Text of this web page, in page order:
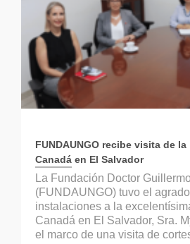
FUNDAUNGO recibe visita de
Canadá en El Salvador
La Fundación Doctor
(FUNDAUNGO) tuvo el
instalaciones a la
Canadá en El Salvador, Sra.
el marco de una visita de